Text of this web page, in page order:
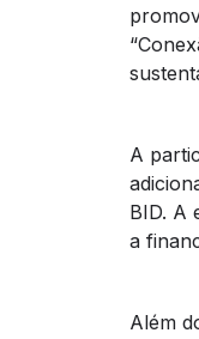
A
BID. A
a
Além